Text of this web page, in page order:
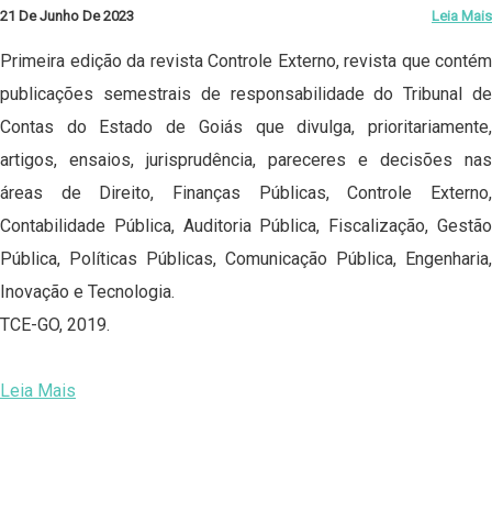
21 De Junho De 2023 Leia Mais
Primeira edição da revista Controle Externo, revista que contém
publicações semestrais de responsabilidade do Tribunal de
Contas do Estado de Goiás que divulga, prioritariamente,
artigos, ensaios, jurisprudência, pareceres e decisões nas
áreas de Direito, Finanças Públicas, Controle Externo,
Contabilidade Pública, Auditoria Pública, Fiscalização, Gestão
Pública, Políticas Públicas, Comunicação Pública, Engenharia,
Inovação e Tecnologia.
TCE-GO, 2019.
Leia Mais